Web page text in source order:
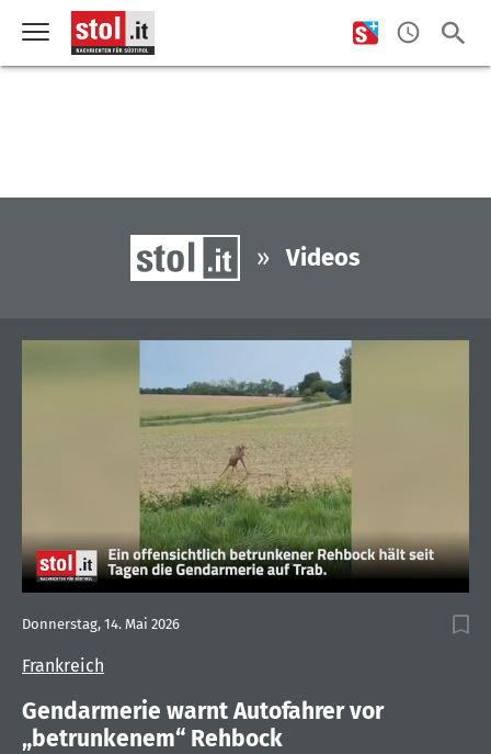
» Videos
of
1
16
Frankreich
Donnerstag, 14. Mai 2026
Gendarmerie warnt Autofahrer vor
„betrunkenem“ Rehbock